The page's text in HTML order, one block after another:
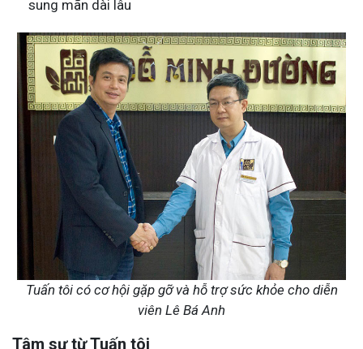
sung mãn dài lâu
Tuấn tôi có cơ hội gặp gỡ và hỗ trợ sức khỏe cho diễn
viên Lê Bá Anh
Tâm sự từ Tuấn tôi